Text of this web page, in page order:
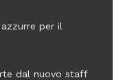
azzurre per il
dal nuovo staff